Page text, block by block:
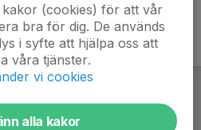
(cookies) för att vår
bra för dig. De används
i syfte att hjälpa oss att
våra tjänster.
vi cookies
alla kakor